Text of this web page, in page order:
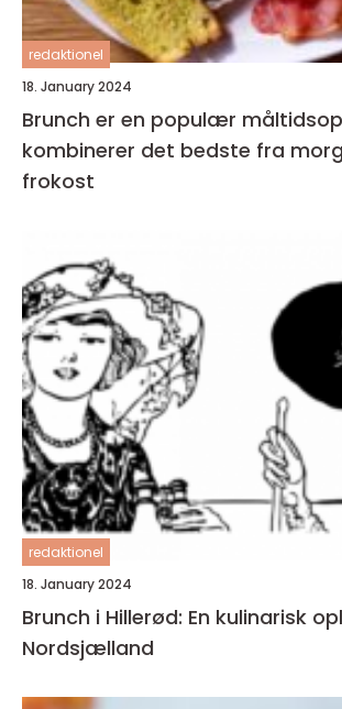
redaktionel
18. January 2024
Brunch er en populær
kombinerer det bedste fra
frokost
redaktionel
18. January 2024
Brunch i Hillerød: En kulinarisk
Nordsjælland